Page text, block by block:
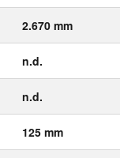
2.670 mm
n.d.
n.d.
125 mm